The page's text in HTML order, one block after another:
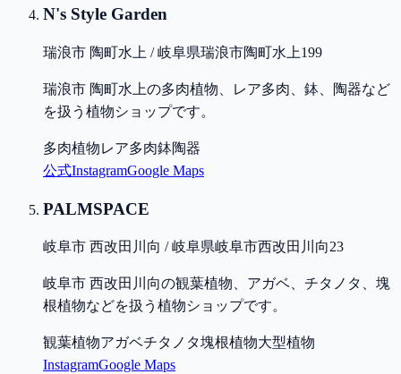
N's Style Garden
瑞浪市 陶町水上 / 岐阜県瑞浪市陶町水上199
瑞浪市 陶町水上の多肉植物、レア多肉、鉢、陶器など
を扱う植物ショップです。
多肉植物レア多肉鉢陶器
公式InstagramGoogle Maps
PALMSPACE
岐阜市 西改田川向 / 岐阜県岐阜市西改田川向23
岐阜市 西改田川向の観葉植物、アガベ、チタノタ、塊
根植物などを扱う植物ショップです。
観葉植物アガベチタノタ塊根植物大型植物
InstagramGoogle Maps